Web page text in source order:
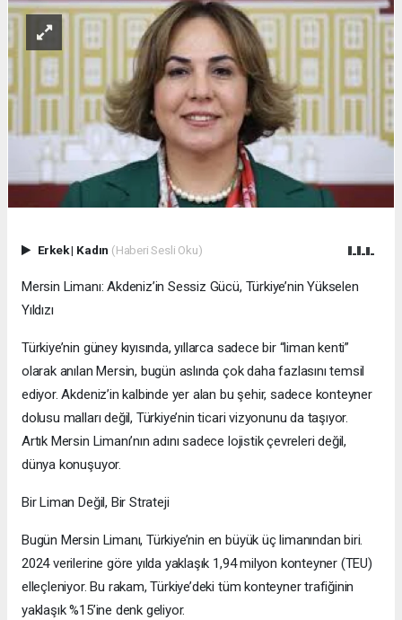
Erkek| Kadın (Haberi Sesli Oku)
Mersin Limanı: Akdeniz’in Sessiz Gücü, Türkiye’nin Yükselen
Yıldızı
Türkiye’nin güney kıyısında, yıllarca sadece bir “liman kenti”
olarak anılan Mersin, bugün aslında çok daha fazlasını temsil
ediyor. Akdeniz’in kalbinde yer alan bu şehir, sadece konteyner
dolusu malları değil, Türkiye’nin ticari vizyonunu da taşıyor.
Artık Mersin Limanı’nın adını sadece lojistik çevreleri değil,
dünya konuşuyor.
Bir Liman Değil, Bir Strateji
Bugün Mersin Limanı, Türkiye’nin en büyük üç limanından biri.
2024 verilerine göre yılda yaklaşık 1,94 milyon konteyner (TEU)
elleçleniyor. Bu rakam, Türkiye’deki tüm konteyner trafiğinin
yaklaşık %15’ine denk geliyor.